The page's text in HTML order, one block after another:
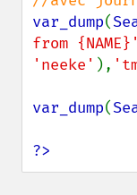
var_dump(
from {NAME}'
'neeke' ),
var_dump(
?>